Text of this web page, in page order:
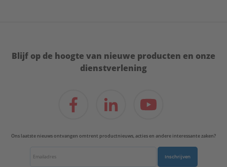
Blijf op de hoogte van nieuwe producten en onze
dienstverlening
Ons laatste nieuws ontvangen omtrent productnieuws, acties en andere interessante zaken?
Inschrijven